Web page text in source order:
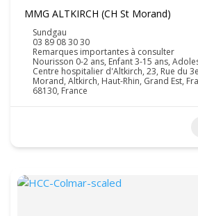
MMG ALTKIRCH (CH St Morand)
Sundgau
03 89 08 30 30
Remarques importantes à consulter
Nourisson 0-2 ans, Enfant 3-15 ans,
Centre hospitalier d'Altkirch, 23, Rue du
Morand, Altkirch, Haut-Rhin, Grand Est,
68130, France